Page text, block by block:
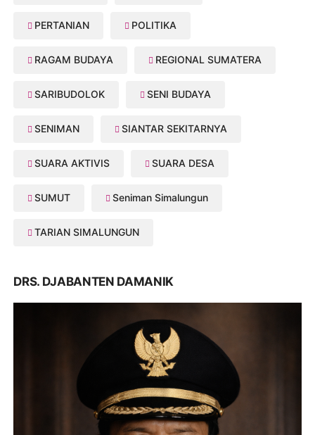
PERTANIAN POLITIKA
RAGAM BUDAYA REGIONAL SUMATERA
SARIBUDOLOK SENI BUDAYA
SENIMAN SIANTAR SEKITARNYA
SUARA AKTIVIS SUARA DESA
SUMUT Seniman Simalungun
TARIAN SIMALUNGUN
DRS. DJABANTEN DAMANIK